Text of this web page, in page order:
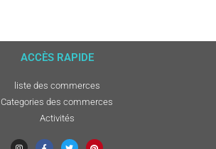
ACCÈS RAPIDE
liste des commerces
Categories des commerces
Activités